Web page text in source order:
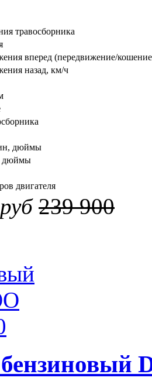
травосборника
вперед (передвижение/
назад, км/ч
дюймы
дюймы
двигателя
руб 239 900